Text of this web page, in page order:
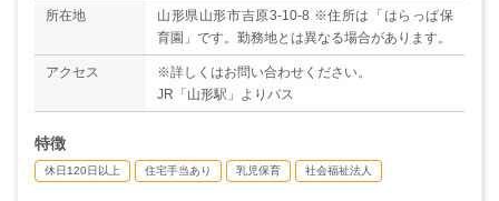
◇リフレッシュ休暇（3日間）
◇年間休日121日
所在地
山形県山形市吉原3-10-8 ※住所は「はらっぱ保
育園」です。勤務地とは異なる場合があります。
アクセス
※詳しくはお問い合わせください。
JR「山形駅」よりバス
特徴
休日120日以上 住宅手当あり 乳児保育 社会福祉法人